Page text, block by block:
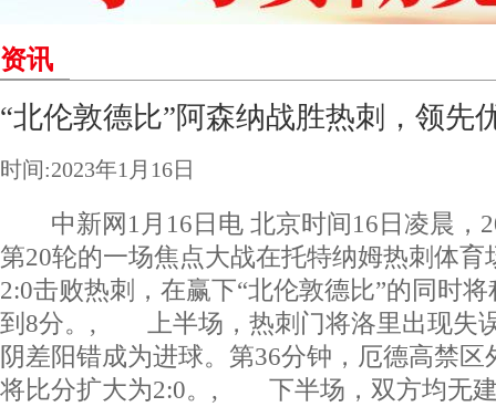
资讯
“北伦敦德比”阿森纳战胜热刺，领先
时间:2023年1月16日
中新网1月16日电 北京时间16日凌晨，
第20轮的一场焦点大战在托特纳姆热刺体
2:0击败热刺，在赢下“北伦敦德比”的同时
到8分。, 上半场，热刺门将洛里出现失
阴差阳错成为进球。第36分钟，厄德高禁
将比分扩大为2:0。, 下半场，双方均无建